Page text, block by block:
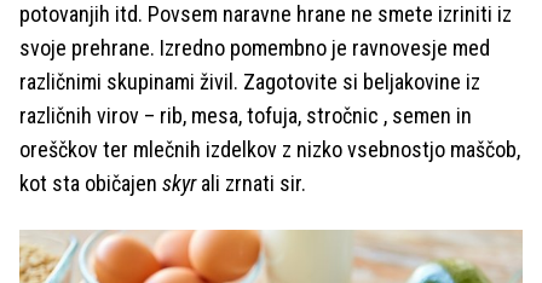
potovanjih itd. Povsem naravne hrane ne smete izriniti iz
svoje prehrane. Izredno pomembno je ravnovesje med
različnimi skupinami živil. Zagotovite si beljakovine iz
različnih virov – rib, mesa, tofuja, stročnic , semen in
oreščkov ter mlečnih izdelkov z nizko vsebnostjo maščob,
kot sta običajen skyrali zrnati sir.